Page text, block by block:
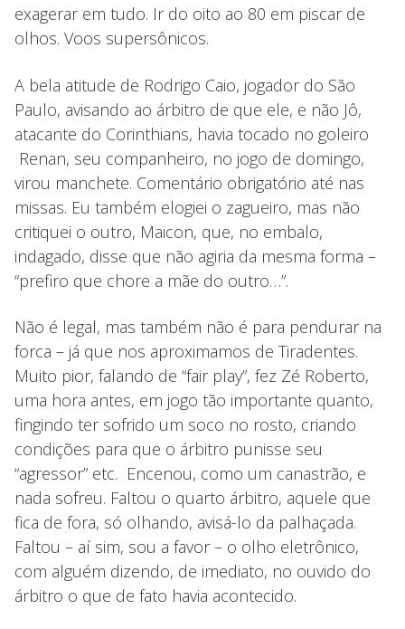
exagerar em tudo. Ir do oito ao 80 em piscar de
olhos. Voos supersônicos.
A bela atitude de Rodrigo Caio, jogador do São
Paulo, avisando ao árbitro de que ele, e não Jô,
atacante do Corinthians, havia tocado no goleiro
Renan, seu companheiro, no jogo de domingo,
virou manchete. Comentário obrigatório até nas
missas. Eu também elogiei o zagueiro, mas não
critiquei o outro, Maicon, que, no embalo,
indagado, disse que não agiria da mesma forma –
“prefiro que chore a mãe do outro…”.
Não é legal, mas também não é para pendurar na
forca – já que nos aproximamos de Tiradentes.
Muito pior, falando de “fair play”, fez Zé Roberto,
uma hora antes, em jogo tão importante quanto,
fingindo ter sofrido um soco no rosto, criando
condições para que o árbitro punisse seu
“agressor” etc. Encenou, como um canastrão, e
nada sofreu. Faltou o quarto árbitro, aquele que
fica de fora, só olhando, avisá-lo da palhaçada.
Faltou – aí sim, sou a favor – o olho eletrônico,
com alguém dizendo, de imediato, no ouvido do
árbitro o que de fato havia acontecido.